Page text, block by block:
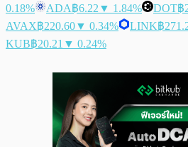
0.18%
ADA฿6.22 ▼ 1.84% DOT฿
AVAX฿220.60▼ 0.34% LINK฿
KUB฿20.21 ▼ 0.24%